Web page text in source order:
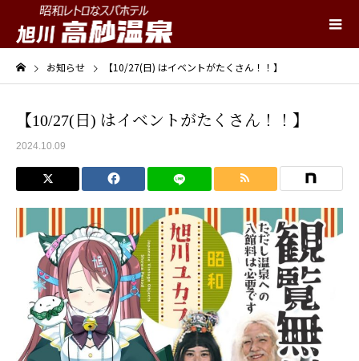
お知らせ 【10/27(日) はイベントがたくさん！！】
【10/27(日) はイベントがたくさん！！】
2024.10.09